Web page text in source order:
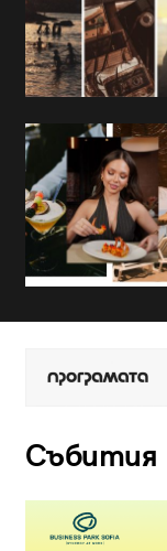
Събития